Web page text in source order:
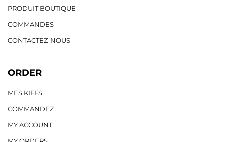
PRODUIT BOUTIQUE
COMMANDES
CONTACTEZ-NOUS
ORDER
MES KIFFS
COMMANDEZ
MY ACCOUNT